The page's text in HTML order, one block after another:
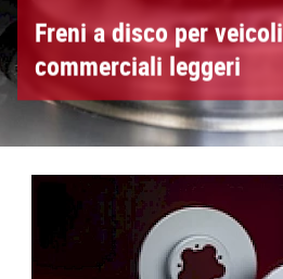
Freni a disco per veicoli
commerciali leggeri